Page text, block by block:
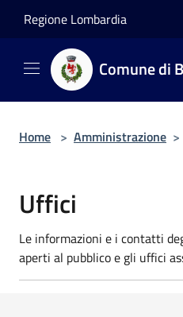
Regione Lombardia
Comune di
Home > Amministrazione >
Uffici
Le informazioni e i contatti
aperti al pubblico e gli uffici